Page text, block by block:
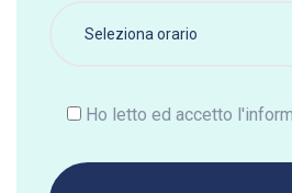
Ho letto ed accetto